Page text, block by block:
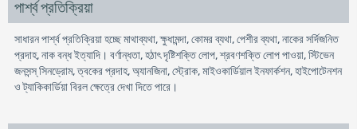
পার্শ্ব প্রতিক্রিয়া
সাধারন পার্শ্ব প্রতিক্রিয়া হচ্ছে মাথাব্যথা, ক্ষুধামন্দা, কোমর ব্যথা, পেশীর ব্যথা, নাকের সর্দিজনিত
প্রদাহ, নাক বন্ধ ইত্যাদি। বর্ণান্ধতা, হঠাৎ দৃষ্টিশক্তি লোপ, শ্রবণশক্তি লোপ পাওয়া, স্টিভেন
জনসন্স্ সিনড্রোম, ত্বকের প্রদাহ, অ্যানজিনা, স্ট্রোক, মাইওকার্ডিয়াল ইনফার্কশন, হাইপোটেনশন
ও ট্যাকিকার্ডিয়া বিরল ক্ষেত্রে দেখা দিতে পারে।